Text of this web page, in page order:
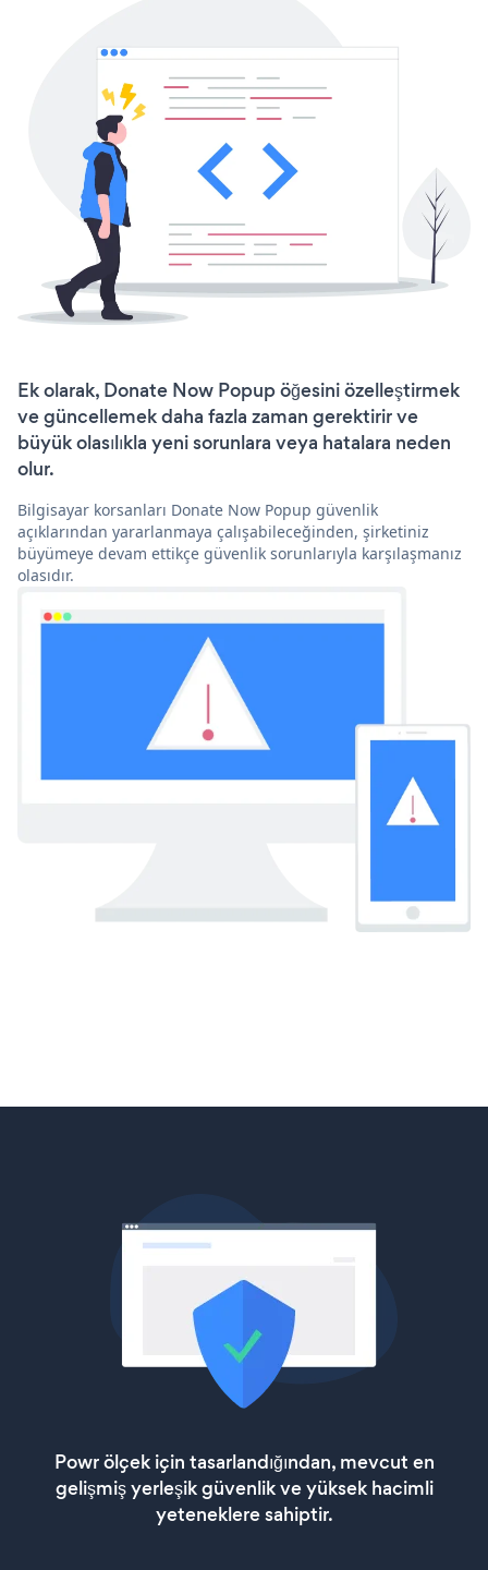
Ek olarak, Donate Now Popup öğesini özelleştirmek
ve güncellemek daha fazla zaman gerektirir ve
büyük olasılıkla yeni sorunlara veya hatalara neden
olur.
Bilgisayar korsanları Donate Now Popup güvenlik
açıklarından yararlanmaya çalışabileceğinden, şirketiniz
büyümeye devam ettikçe güvenlik sorunlarıyla karşılaşmanız
olasıdır.
Powr ölçek için tasarlandığından, mevcut en
gelişmiş yerleşik güvenlik ve yüksek hacimli
yeteneklere sahiptir.